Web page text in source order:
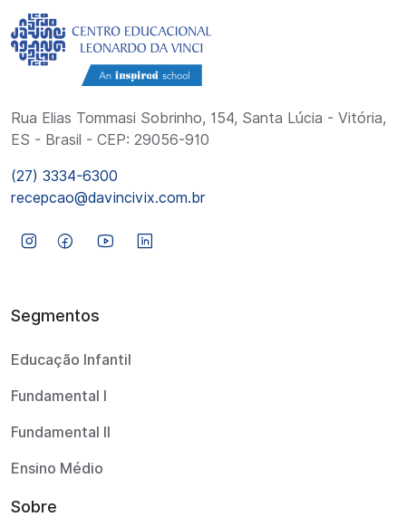
Rua Elias Tommasi Sobrinho, 154, Santa Lúcia - Vitória,
ES - Brasil - CEP: 29056-910
(27) 3334-6300
recepcao@davincivix.com.br
Segmentos
Educação Infantil
Fundamental I
Fundamental II
Ensino Médio
Sobre